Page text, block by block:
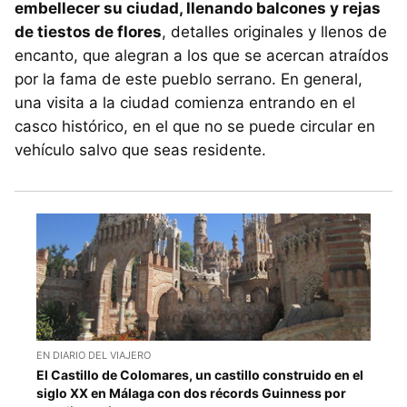
embellecer su ciudad, llenando balcones y rejas
de tiestos de flores, detalles originales y llenos de
encanto, que alegran a los que se acercan atraídos
por la fama de este pueblo serrano. En general,
una visita a la ciudad comienza entrando en el
casco histórico, en el que no se puede circular en
vehículo salvo que seas residente.
EN DIARIO DEL VIAJERO
El Castillo de Colomares, un castillo construido en el
siglo XX en Málaga con dos récords Guinness por